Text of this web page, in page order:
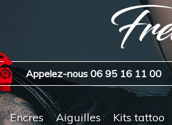
Appelez-nous 06 95 16 11 00
Encres Aiguilles Kits tattoo